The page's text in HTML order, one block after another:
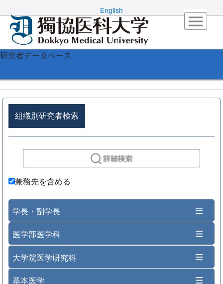
English
研究者データベース
組織別研究者検索
兼務先を含める
学長・副学長
医学部医学科
大学院医学研究科
基本医学